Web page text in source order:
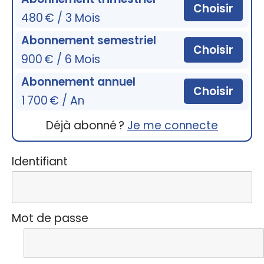
480 € / 3 Mois
Choisir
Abonnement semestriel
900 € / 6 Mois
Choisir
Abonnement annuel
1 700 € / An
Choisir
Déjà abonné ? Je me connecte
Identifiant
Mot de passe